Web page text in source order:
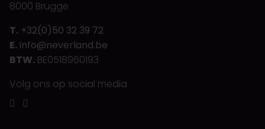
8000 Brugge
T. +32(0)50 32 39 72
E. info@neverland.be
BTW. BE0518960193
Volg ons op social media